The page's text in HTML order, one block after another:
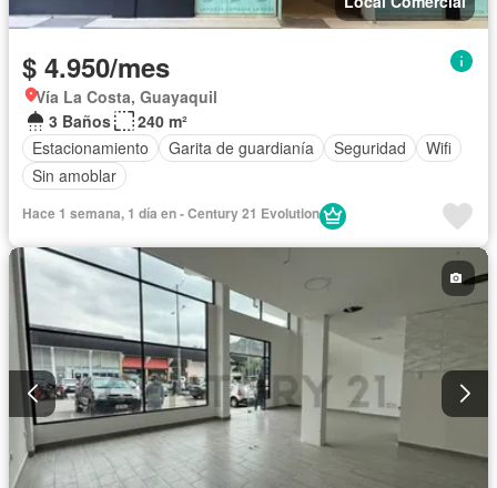
$ 4.950/mes
Vía La Costa, Guayaquil
3 Baños
240 m²
Estacionamiento
Garita de guardianía Seguridad
Wifi
Sin amoblar
Hace 1 semana, 1 día en - Century 21 Evolution